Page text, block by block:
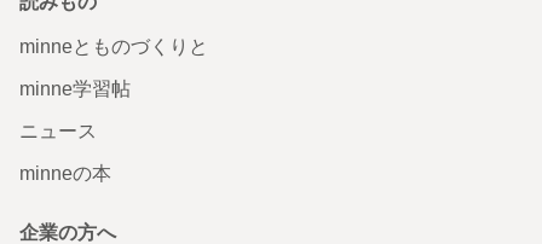
minneとものづくりと
minne学習帖
ニュース
minneの本
企業の方へ